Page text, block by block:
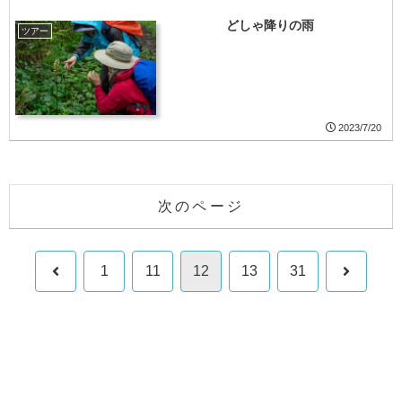
ツアー どしゃ降りの雨
2023/7/20
次のページ
前 1 11 12 13 31 次